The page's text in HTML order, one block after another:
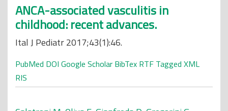
ANCA-associated vasculitis in
childhood: recent advances.
Ital J Pediatr 2017;43(1):46.
PubMed DOI Google Scholar BibTex RTF Tagged XML
RIS